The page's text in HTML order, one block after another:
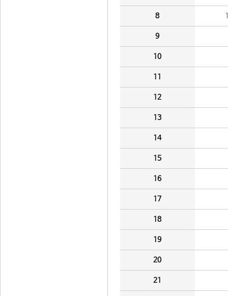
8
9
10
11
12
13
14
15
16
17
18
19
20
21